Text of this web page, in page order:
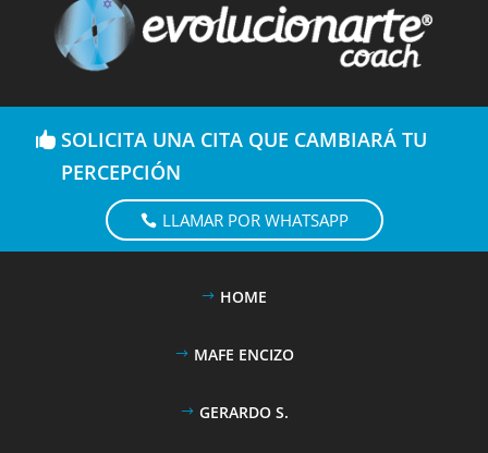
SOLICITA UNA CITA QUE CAMBIARÁ TU
PERCEPCIÓN
LLAMAR POR WHATSAPP
HOME
MAFE ENCIZO
GERARDO S.